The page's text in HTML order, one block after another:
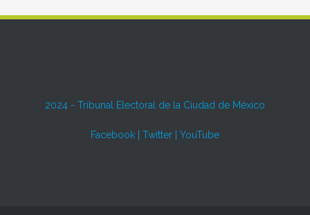
2024 - Tribunal Electoral de la Ciudad de México
Facebook Twitter YouTube